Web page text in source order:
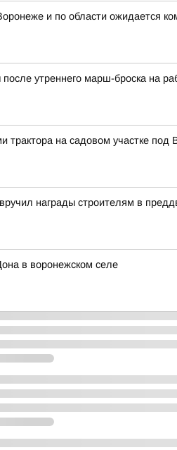
и по области ожидается
утреннего марш-броска на
трактора на садовом участке под
награды строителям в
в воронежском селе